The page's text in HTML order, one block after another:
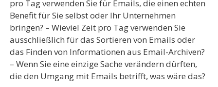
pro Tag verwenden Sie für Emails, die einen echten
Benefit für Sie selbst oder Ihr Unternehmen
bringen? – Wieviel Zeit pro Tag verwenden Sie
ausschließlich für das Sortieren von Emails oder
das Finden von Informationen aus Email-Archiven?
– Wenn Sie eine einzige Sache verändern dürften,
die den Umgang mit Emails betrifft, was wäre das?